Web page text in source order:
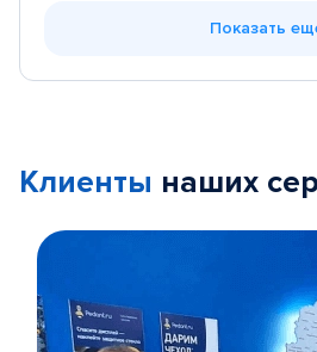
Показать
Клиенты наших